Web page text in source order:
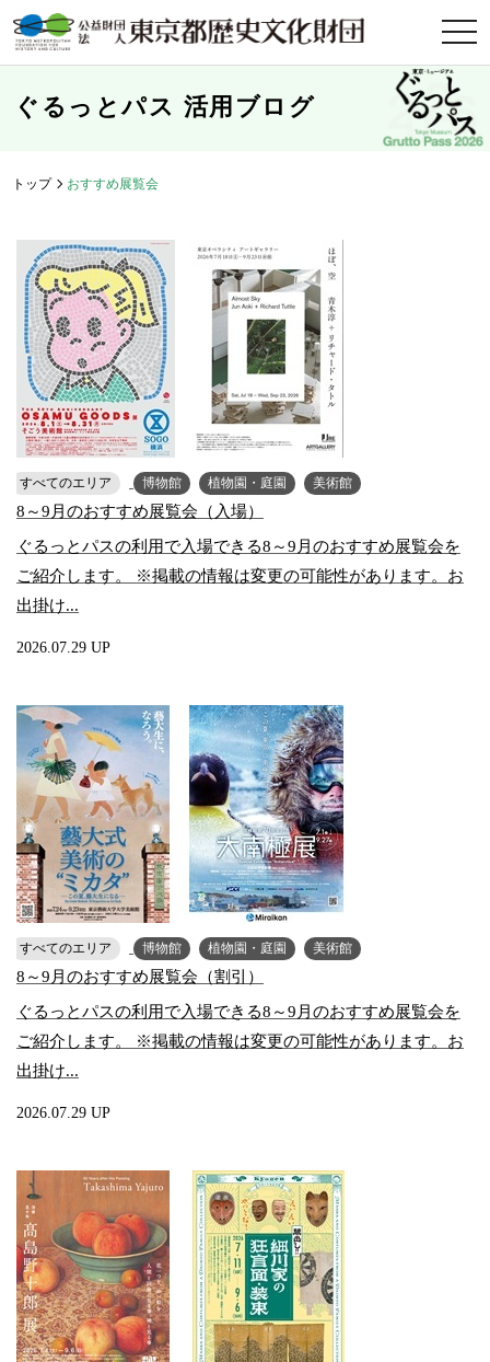
t
o
l
e
n
a
ぐるっとパス 活用ブログ
トップ おすすめ展覧会
すべてのエリア 博物館 植物園・庭園 美術館
8～9月のおすすめ展覧会（入場）
ぐるっとパスの利用で入場できる8～9月のおすすめ展覧会を
ご紹介します。 ※掲載の情報は変更の可能性があります。お
出掛け...
2026.07.29 UP
すべてのエリア 博物館 植物園・庭園 美術館
8～9月のおすすめ展覧会（割引）
ぐるっとパスの利用で入場できる8～9月のおすすめ展覧会を
ご紹介します。 ※掲載の情報は変更の可能性があります。お
出掛け...
2026.07.29 UP